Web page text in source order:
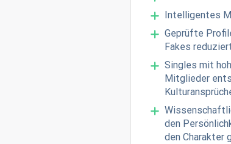
Intelligentes
Geprüfte
Fakes
Singles mit
Mitglieder
den
den Charakter